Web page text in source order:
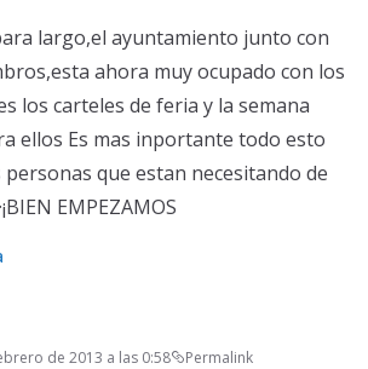
largo,el ayuntamiento junto con
ahora muy ocupado con los
los carteles de feria y la semana
ellos Es mas inportante todo esto
personas que estan necesitando de
EMPEZAMOS
de 2013 a las 0:58 Permalink